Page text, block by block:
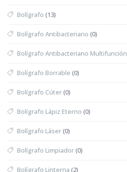
Bolígrafo (13)
Bolígrafo Antibacteriano (0)
Bolígrafo Antibacteriano Multifunción
Bolígrafo Borrable (0)
Bolígrafo Cúter(0)
Bolígrafo Lápiz Eterno (0)
Bolígrafo Láser(0)
Bolígrafo Limpiador(0)
Bolígrafo Linterna (2)